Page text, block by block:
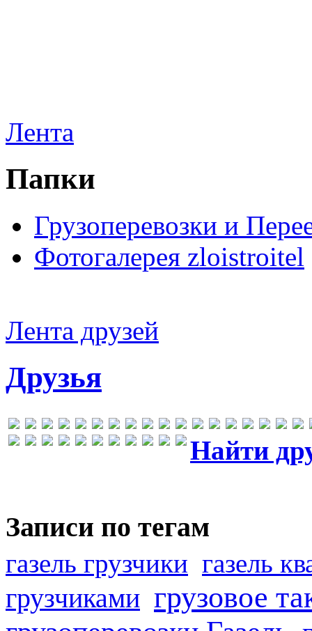
Лента
Папки
Грузоперевозки и
Фотогалерея zloistroitel
Лента друзей
Друзья
Найти
Записи по тегам
газель грузчики газель
грузчиками грузовое